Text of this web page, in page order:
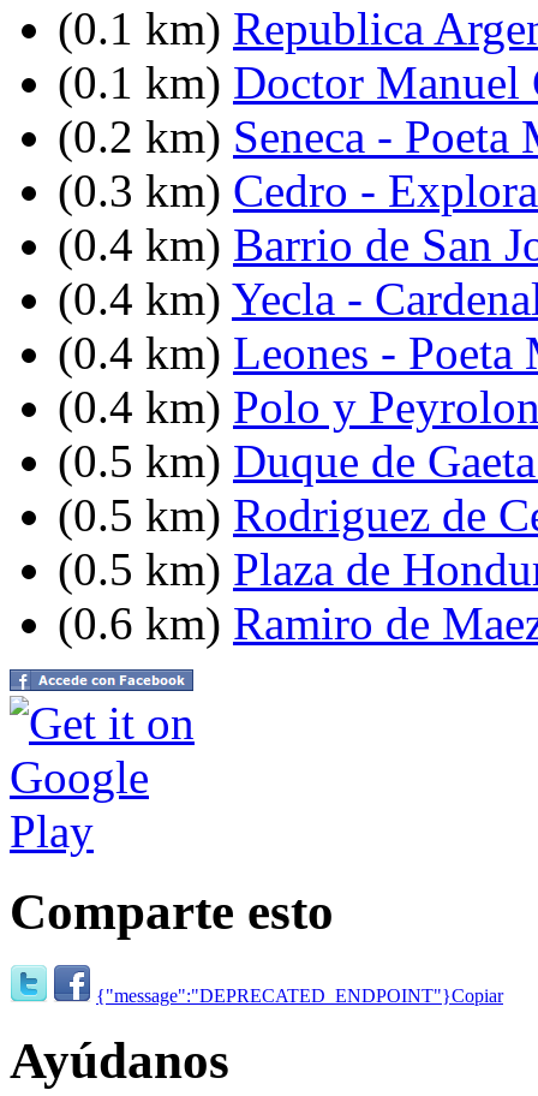
(0.1 km) Republica
(0.1 km) Doctor Manuel
(0.2 km) Seneca - Poeta
(0.3 km) Cedro -
(0.4 km) Barrio de San
(0.4 km) Yecla -
(0.4 km) Leones - Poeta
(0.4 km) Polo y
(0.5 km) Duque de
(0.5 km) Rodriguez de
(0.5 km) Plaza de
(0.6 km) Ramiro de
Comparte esto
{"message":"DEPRECATED_ENDPOINT"}Copiar
Ayúdanos